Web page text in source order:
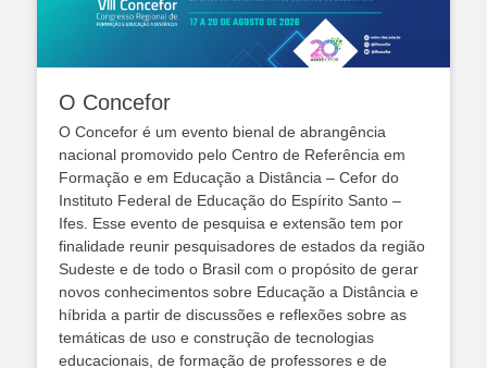
O Concefor
O Concefor é um evento bienal de abrangência
nacional promovido pelo Centro de Referência em
Formação e em Educação a Distância – Cefor do
Instituto Federal de Educação do Espírito Santo –
Ifes. Esse evento de pesquisa e extensão tem por
finalidade reunir pesquisadores de estados da região
Sudeste e de todo o Brasil com o propósito de gerar
novos conhecimentos sobre Educação a Distância e
híbrida a partir de discussões e reflexões sobre as
temáticas de uso e construção de tecnologias
educacionais, de formação de professores e de